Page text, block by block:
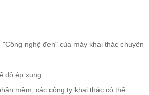
nghệ đen" của máy khai thác chuyên
độ ép xung:
mềm, các công ty khai thác có thể